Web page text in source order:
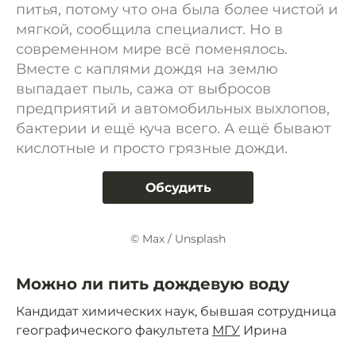
питья, потому что она была более чистой и
мягкой, сообщила специалист. Но в
современном мире всё поменялось.
Вместе с каплями дождя на землю
выпадает пыль, сажа от выбросов
предприятий и автомобильных выхлопов,
бактерии и ещё куча всего. А ещё бывают
кислотные и просто грязные дожди.
Обсудить
© Max / Unsplash
Можно ли пить дождевую воду
Кандидат химических наук, бывшая сотрудница
географического факультета МГУ Ирина